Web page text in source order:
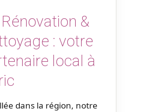
&
: votre
local à
dans la région, notre